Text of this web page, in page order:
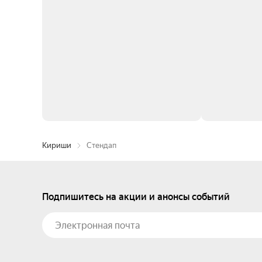
Кириши Стендап
Подпишитесь на акции и анонсы событий